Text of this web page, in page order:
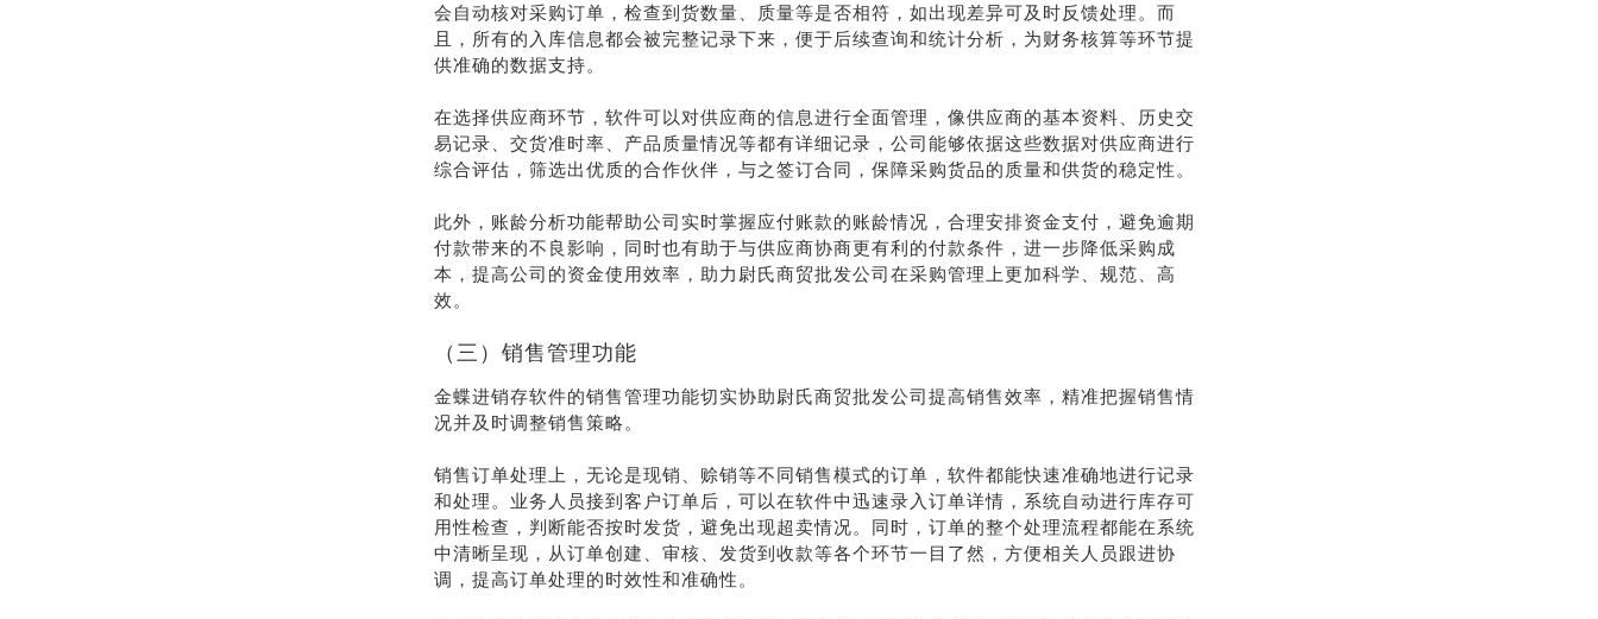
会自动核对采购订单，检查到货数量、质量等是否相符，如出现差异可及时反馈处理。而
且，所有的入库信息都会被完整记录下来，便于后续查询和统计分析，为财务核算等环节提
供准确的数据支持。
在选择供应商环节，软件可以对供应商的信息进行全面管理，像供应商的基本资料、历史交
易记录、交货准时率、产品质量情况等都有详细记录，公司能够依据这些数据对供应商进行
综合评估，筛选出优质的合作伙伴，与之签订合同，保障采购货品的质量和供货的稳定性。
此外，账龄分析功能帮助公司实时掌握应付账款的账龄情况，合理安排资金支付，避免逾期
付款带来的不良影响，同时也有助于与供应商协商更有利的付款条件，进一步降低采购成
本，提高公司的资金使用效率，助力尉氏商贸批发公司在采购管理上更加科学、规范、高
效。
（三）销售管理功能
金蝶进销存软件的销售管理功能切实协助尉氏商贸批发公司提高销售效率，精准把握销售情
况并及时调整销售策略。
销售订单处理上，无论是现销、赊销等不同销售模式的订单，软件都能快速准确地进行记录
和处理。业务人员接到客户订单后，可以在软件中迅速录入订单详情，系统自动进行库存可
用性检查，判断能否按时发货，避免出现超卖情况。同时，订单的整个处理流程都能在系统
中清晰呈现，从订单创建、审核、发货到收款等各个环节一目了然，方便相关人员跟进协
调，提高订单处理的时效性和准确性。